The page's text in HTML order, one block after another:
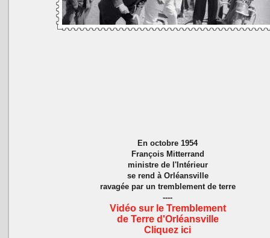
En octobre 1954
François Mitterrand
ministre de l'Intérieur
se rend à Orléansville
ravagée par un tremblement de terre
----
Vidéo sur le Tremblement
de Terre d'Orléansville
Cliquez ici